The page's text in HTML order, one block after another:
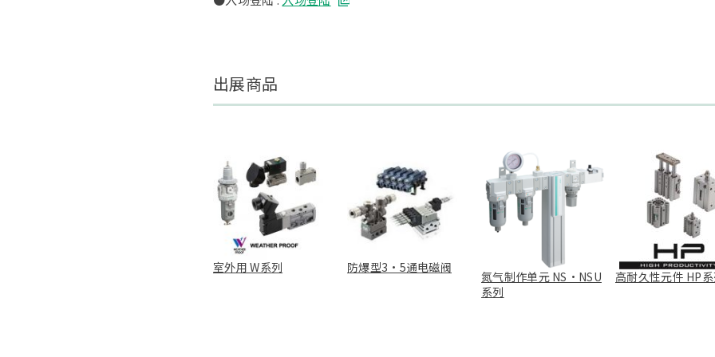
出展商品
室外用 W系列 防爆型3・5通电磁阀
氮气制作单元 NS・NSU
系列
高耐久性元件 HP